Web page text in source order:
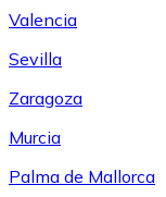
Valencia
Sevilla
Zaragoza
Murcia
Palma de Mallorca